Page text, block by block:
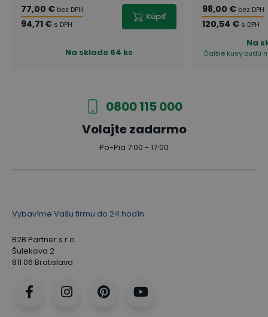
77,00 € bez DPH
94,71 € s DPH
Kúpiť
Na sklade 64 ks
98,00 € bez DPH
120,54 € s DPH
Na
Ďalšie kusy budú
0800 115 000
Volajte zadarmo
Po-Pia 7:00 - 17:00
Vybavíme Vašu firmu do 24 hodín
B2B Partner s.r.o.
Šulekova 2
811 06 Bratislava